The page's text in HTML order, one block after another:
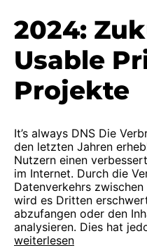
2024:
Usable
Projekte
It’s always DNS Die
den letzten Jahren
Nutzern einen
im Internet. Durch die
Datenverkehrs
wird es Dritten
abzufangen oder den
analysieren. Dies hat
2024:
weiterlesen